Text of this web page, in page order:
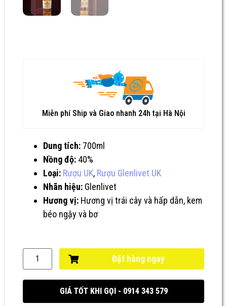
Miễn phí Ship và Giao nhanh 24h tại Hà Nội
Dung tích: 700ml
Nồng độ: 40%
Loại: Rượu UK, Rượu Glenlivet UK
Nhãn hiệu: Glenlivet
Hương vị: Hương vị trái cây và hấp dẫn, kem
béo ngậy và bơ
Đặt hàng ngay
GIÁ TỐT KHI GỌI - 0914 343 579